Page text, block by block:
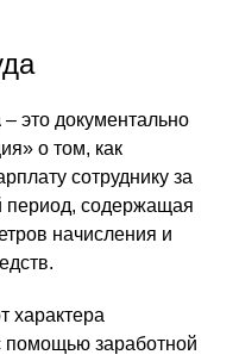
– это документально
о том, как
сотруднику за
период, содержащая
начисления и
характера
помощью заработной